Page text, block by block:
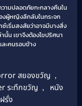
ามปลอดภัยกะกลางคืนใน
งผู้หญิงลึกลับในกระจก
เริ่มสงสัยว่าอาจมีบางสิ่ง
นั้น เขาจึงต้องไขปริศนา
ะคนรอบข้าง
สยองขวัญ ,
ระทึกขวัญ ,
หนัง
รั่ง